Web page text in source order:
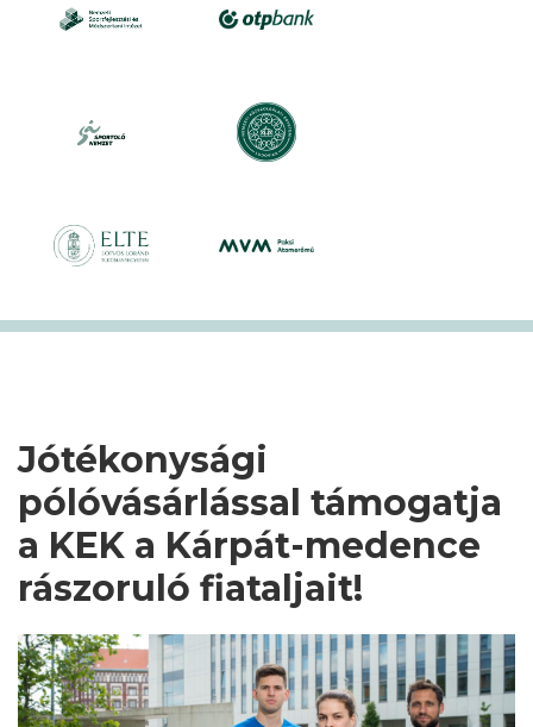
Jótékonysági
pólóvásárlással támogatja
a KEK a Kárpát-medence
rászoruló fiataljait!